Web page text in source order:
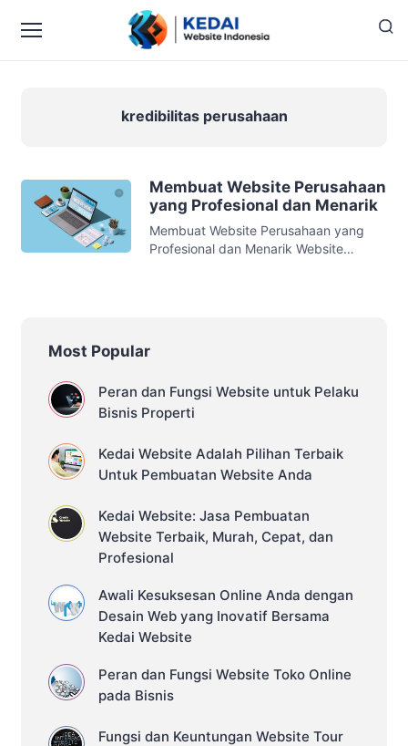
kredibilitas perusahaan
Membuat Website Perusahaan
yang Profesional dan Menarik
Membuat Website Perusahaan yang
Profesional dan Menarik Website
perusahaan Website perusahaan dapat
memberikan banyak manfaat bagi
Meningkatkan […]
Most Popular
Peran dan Fungsi Website untuk Pelaku
Bisnis Properti
Kedai Website Adalah Pilihan Terbaik
Untuk Pembuatan Website Anda
Kedai Website: Jasa Pembuatan
Website Terbaik, Murah, Cepat, dan
Profesional
Awali Kesuksesan Online Anda dengan
Desain Web yang Inovatif Bersama
Kedai Website
Peran dan Fungsi Website Toko Online
pada Bisnis
Fungsi dan Keuntungan Website Tour